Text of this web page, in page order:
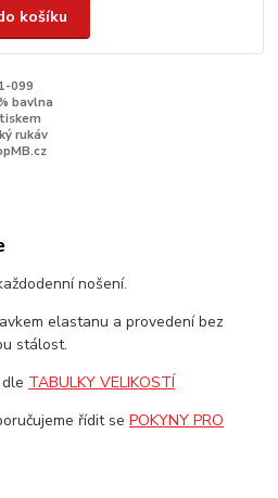
košíku
099
bavlna
rukáv
nošení.
elastanu a provedení bez
stálost.
TABULKY VELIKOSTÍ
řídit sePOKYNY PRO